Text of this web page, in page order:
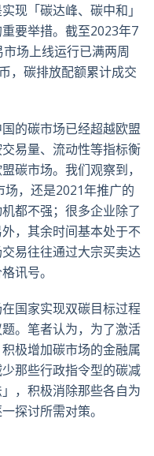
现「碳达峰、碳中和」
要举措。截至2023年7
场上线运行已满两周
，碳排放配额累计成交
的碳市场已经超越欧盟
易量、流动性等指标衡
碳市场。我们观察到，
，还是2021年推广的
都不强；很多企业除了
，其余时间基本处于不
易往往通过大宗买卖达
讯号。
国家实现双碳目标过程
。笔者认为，为了激活
极增加碳市场的金融属
那些行政指令型的碳减
，积极消除那些各自为
探讨所需对策。